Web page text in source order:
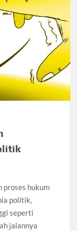
hukum
politik,
seperti
jalannya